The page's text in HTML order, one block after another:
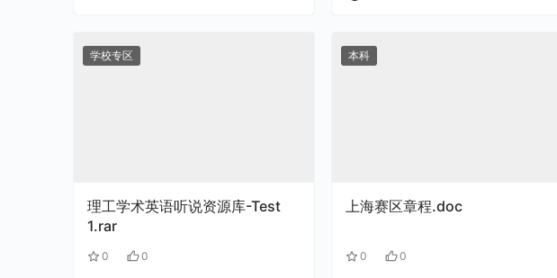
学校专区
理工学术英语听说资源库-Test
1.rar
0 0
本科
上海赛区章程.doc
0 0